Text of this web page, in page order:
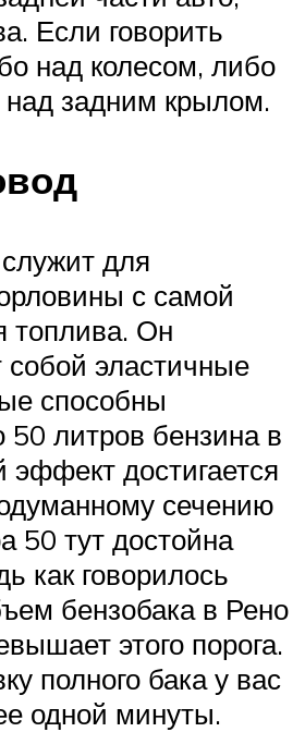
Если говорить
над колесом, либо
задним крылом.
для
с самой
топлива. Он
собой эластичные
способны
50 литров бензина в
эффект достигается
сечению
50 тут достойна
как говорилось
бензобака в Рено
этого порога.
полного бака у вас
одной минуты.